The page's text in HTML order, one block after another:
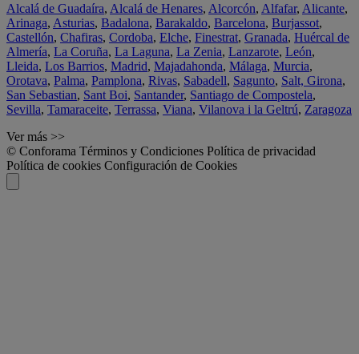
Alcalá de Guadaíra, Alcalá de Henares, Alcorcón, Alfafar, Alicante,
Arinaga, Asturias, Badalona, Barakaldo, Barcelona, Burjassot,
Castellón, Chafiras, Cordoba, Elche, Finestrat, Granada, Huércal de
Almería, La Coruña, La Laguna, La Zenia, Lanzarote, León,
Lleida, Los Barrios, Madrid, Majadahonda, Málaga, Murcia,
Orotava, Palma, Pamplona, Rivas, Sabadell, Sagunto, Salt, Girona,
San Sebastian, Sant Boi, Santander, Santiago de Compostela,
Sevilla, Tamaraceite, Terrassa, Viana, Vilanova i la Geltrú, Zaragoza
Ver más >>
© Conforama Términos y Condiciones Política de privacidad
Política de cookies Configuración de Cookies